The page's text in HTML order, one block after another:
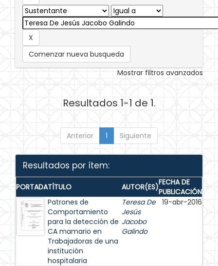
Comenzar nueva busqueda
Mostrar filtros avanzados
Resultados 1-1 de 1.
Anterior 1 Siguiente
Resultados por ítem:
PORTADATÍTULO AUTOR(ES)FECHA DE
PUBLICACIÓN
Patrones de
Comportamiento
para la detección de
CA mamario en
Trabajadoras de una
institución
hospitalaria
Teresa De
Jesús
Jacobo
Galindo
19-abr-2016